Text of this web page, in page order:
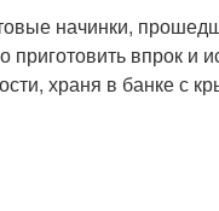
начинки,
приготовить впрок и
храня в банке с